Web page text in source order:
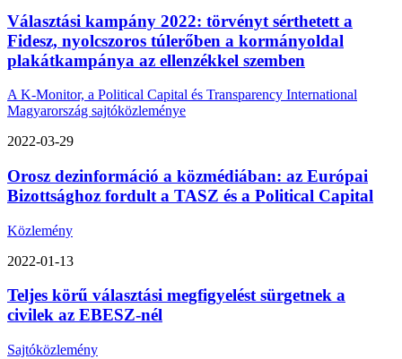
Választási kampány 2022: törvényt sérthetett a
Fidesz, nyolcszoros túlerőben a kormányoldal
plakátkampánya az ellenzékkel szemben
A K-Monitor, a Political Capital és Transparency International
Magyarország sajtóközleménye
2022-03-29
Orosz dezinformáció a közmédiában: az Európai
Bizottsághoz fordult a TASZ és a Political Capital
Közlemény
2022-01-13
Teljes körű választási megfigyelést sürgetnek a
civilek az EBESZ-nél
Sajtóközlemény